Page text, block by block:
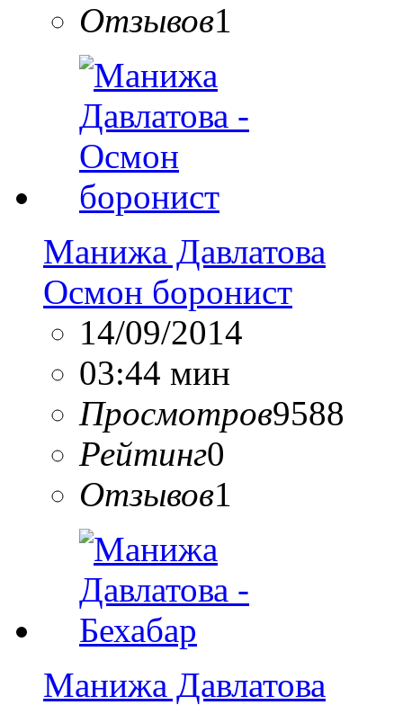
Отзывов1
Манижа Давлатова
Осмон боронист
14/09/2014
03:44 мин
Просмотров9588
Рейтинг0
Отзывов1
Манижа Давлатова